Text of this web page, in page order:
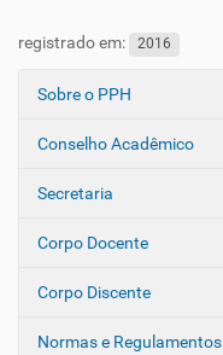
N
e
a
ç
o
Sobre o PPH
Conselho Acadêmico
Secretaria
Corpo Docente
Corpo Discente
Normas e Regulamentos
registrado em: 2016